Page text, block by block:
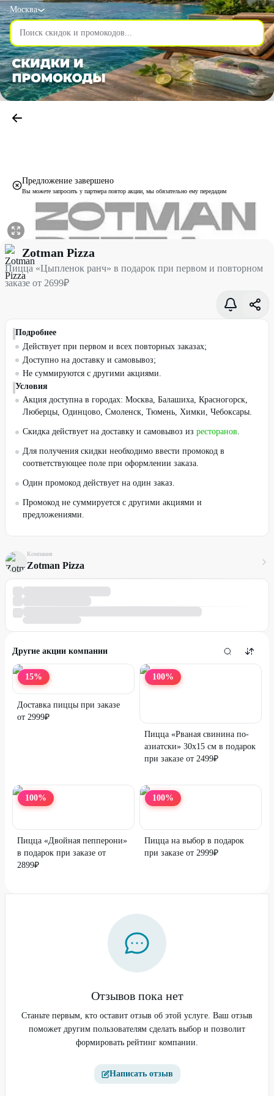
Москва
Предложение завершено
Вы можете запросить у партнера повтор акции, мы обязательно ему передадим
Пицца «Цыпленок ранч» в подарок при первом и повторном
Zotman Pizza
Пицца «Цыпленок ранч» в подарок при первом и повторном
заказе от 2699₽
Подробнее
Действует при первом и всех повторных заказах;
Доступно на доставку и самовывоз;
Не суммируются с другими акциями.
Условия
Акция доступна в городах: Москва, Балашиха, Красногорск,
Люберцы, Одинцово, Смоленск, Тюмень, Химки, Чебоксары.
Скидка действует на доставку и самовывоз из ресторанов.
Для получения скидки необходимо ввести промокод в
соответствующее поле при оформлении заказа.
Один промокод действует на один заказ.
Промокод не суммируется с другими акциями и
предложениями.
Компания
Zotman Pizza
Другие акции компании
15%
Доставка пиццы при заказе
от 2999₽
100%
Пицца «Рваная свинина по-
азиатски» 30х15 см в подарок
при заказе от 2499₽
100%
Пицца «Двойная пепперони»
в подарок при заказе от
2899₽
100%
Пицца на выбор в подарок
при заказе от 2999₽
Отзывов пока нет
Станьте первым, кто оставит отзыв об этой услуге. Ваш отзыв
поможет другим пользователям сделать выбор и позволит
формировать рейтинг компании.
Написать отзыв